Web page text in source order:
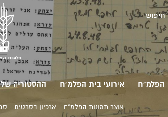
חיפוש
פלוגות
הפלמ"ח אירועי בית הפלמ"ח ההסטוריה
אוצר תמונות הפלמ"ח ארכיון הסרטים